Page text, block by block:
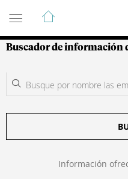
Guía de
Buscador de información
Información